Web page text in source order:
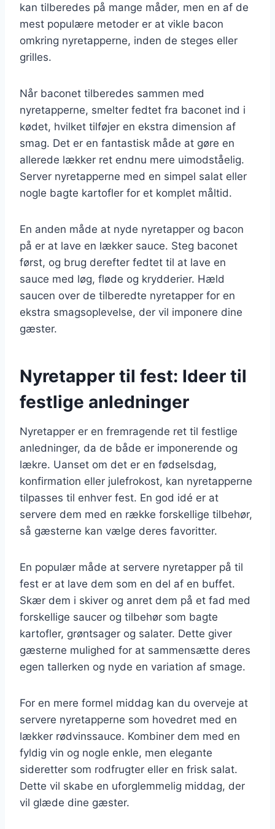
kan tilberedes på mange måder, men en af de
mest populære metoder er at vikle bacon
omkring nyretapperne, inden de steges eller
grilles.
Når baconet tilberedes sammen med
nyretapperne, smelter fedtet fra baconet ind i
kødet, hvilket tilføjer en ekstra dimension af
smag. Det er en fantastisk måde at gøre en
allerede lækker ret endnu mere uimodståelig.
Server nyretapperne med en simpel salat eller
nogle bagte kartofler for et komplet måltid.
En anden måde at nyde nyretapper og bacon
på er at lave en lækker sauce. Steg baconet
først, og brug derefter fedtet til at lave en
sauce med løg, fløde og krydderier. Hæld
saucen over de tilberedte nyretapper for en
ekstra smagsoplevelse, der vil imponere dine
gæster.
Nyretapper til fest: Ideer til
festlige anledninger
Nyretapper er en fremragende ret til festlige
anledninger, da de både er imponerende og
lækre. Uanset om det er en fødselsdag,
konfirmation eller julefrokost, kan nyretapperne
tilpasses til enhver fest. En god idé er at
servere dem med en række forskellige tilbehør,
så gæsterne kan vælge deres favoritter.
En populær måde at servere nyretapper på til
fest er at lave dem som en del af en buffet.
Skær dem i skiver og anret dem på et fad med
forskellige saucer og tilbehør som bagte
kartofler, grøntsager og salater. Dette giver
gæsterne mulighed for at sammensætte deres
egen tallerken og nyde en variation af smage.
For en mere formel middag kan du overveje at
servere nyretapperne som hovedret med en
lækker rødvinssauce. Kombiner dem med en
fyldig vin og nogle enkle, men elegante
sideretter som rodfrugter eller en frisk salat.
Dette vil skabe en uforglemmelig middag, der
vil glæde dine gæster.